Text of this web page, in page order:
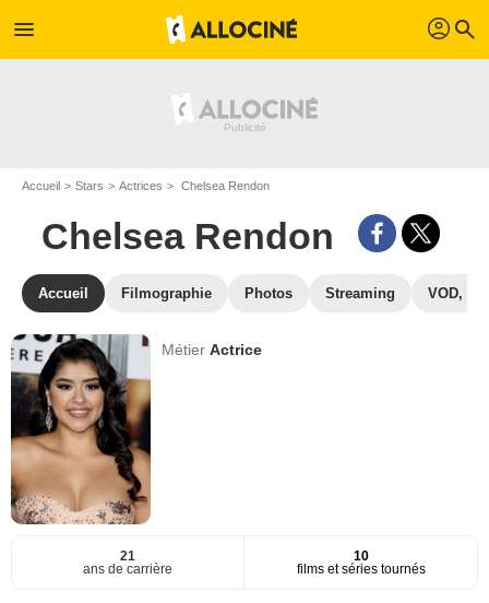
menu profil search
Accueil Stars Actrices Chelsea Rendon
Chelsea Rendon
Accueil Filmographie Photos Streaming VOD,
MétierActrice
21
ans de carrière
10
films et séries tournés